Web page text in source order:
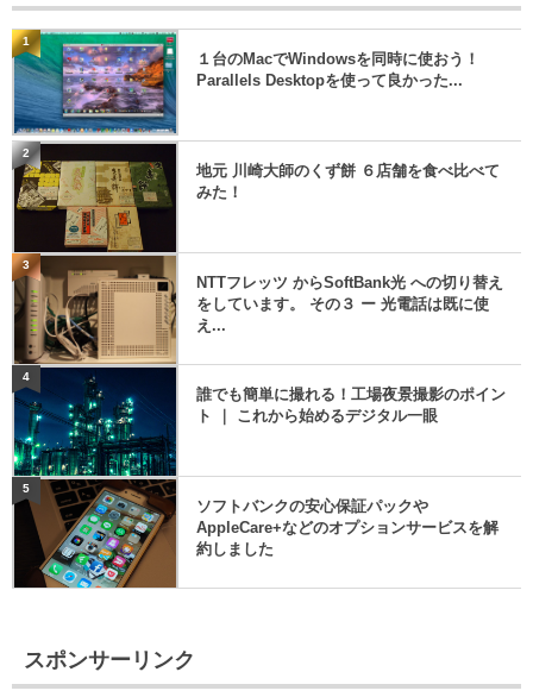
1
１台のMacでWindowsを同時に使おう！
Parallels Desktopを使って良かった...
2
地元 川崎大師のくず餅 ６店舗を食べ比べて
みた！
3
NTTフレッツ からSoftBank光 への切り替え
をしています。 その３ ー 光電話は既に使
え...
4
誰でも簡単に撮れる！工場夜景撮影のポイン
ト ｜ これから始めるデジタル一眼
5
ソフトバンクの安心保証パックや
AppleCare+などのオプションサービスを解
約しました
スポンサーリンク